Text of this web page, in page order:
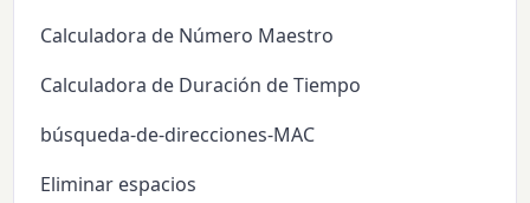
Calculadora de Número Maestro
Calculadora de Duración de Tiempo
búsqueda-de-direcciones-MAC
Eliminar espacios